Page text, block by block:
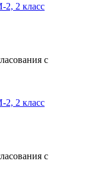
2 класс
с
2 класс
с